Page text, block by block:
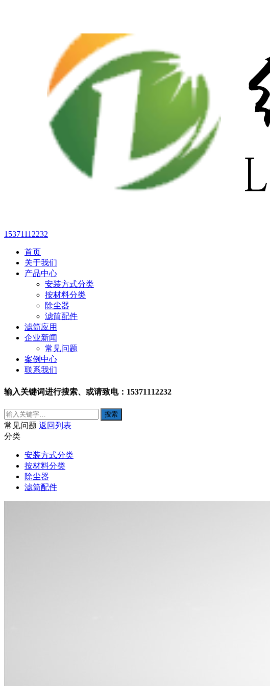
15371112232
首页
关于我们
产品中心
安装方式分类
按材料分类
除尘器
滤筒配件
滤筒应用
企业新闻
常见问题
案例中心
联系我们
输入关键词进行搜索、或请致电：15371112232
常见问题 返回列表
分类
安装方式分类
按材料分类
除尘器
滤筒配件